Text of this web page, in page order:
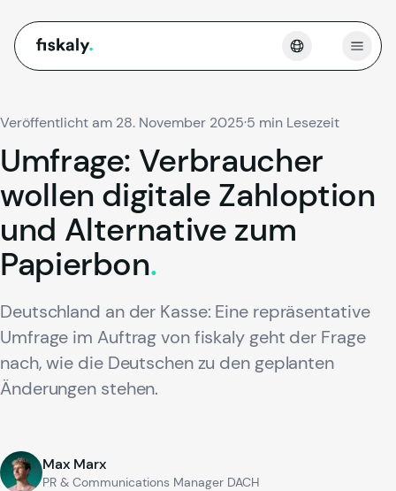
fiskaly. Menü
Veröffentlicht am 28. November 2025·5 min Lesezeit
Umfrage: Verbraucher
wollen digitale Zahloption
und Alternative zum
Papierbon.
Deutschland an der Kasse: Eine repräsentative
Umfrage im Auftrag von fiskaly geht der Frage
nach, wie die Deutschen zu den geplanten
Änderungen stehen.
Max Marx
PR & Communications Manager DACH